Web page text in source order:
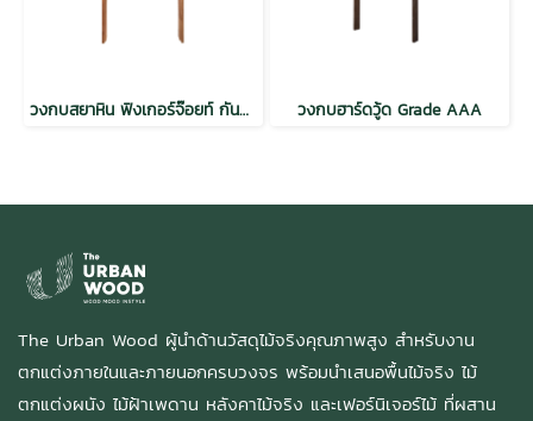
วงกบสยาหิน ฟิงเกอร์จ๊อยท์ กันปลวก H3.2 วงกบฮาร์ดวู้ด Grade AAA
The Urban Wood ผู้นำด้านวัสดุไม้จริงคุณภาพสูง สำหรับงาน
ตกแต่งภายในและภายนอกครบวงจร พร้อมนำเสนอพื้นไม้จริง ไม้
ตกแต่งผนัง ไม้ฝ้าเพดาน หลังคาไม้จริง และเฟอร์นิเจอร์ไม้ ที่ผสาน